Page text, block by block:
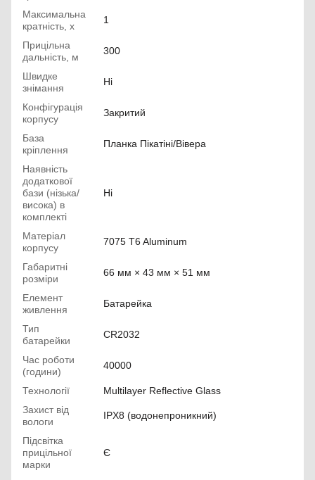
Максимальна
кратність, х
1
Прицільна
дальність, м
300
Швидке
знімання
Ні
Конфігурація
корпусу
Закритий
База
кріплення
Планка Пікатіні/Вівера
Наявність
додаткової
бази (нізька/
висока) в
комплекті
Ні
Матеріал
корпусу
7075 T6 Aluminum
Габаритні
розміри
66 мм × 43 мм × 51 мм
Елемент
живлення
Батарейка
Тип
батарейки
CR2032
Час роботи
(години)
40000
Технології
Multilayer Reflective Glass
Захист від
вологи
IPX8 (водонепроникний)
Підсвітка
прицільної
марки
Є